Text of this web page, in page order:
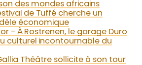
des mondes africains
de Tuffé cherche un
économique
– À Rostrenen, le garage Duro
culturel incontournable du
Théâtre sollicite à son tour